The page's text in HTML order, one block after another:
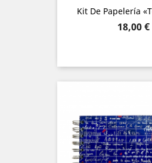
Kit De Papelería
Precio
18,00 €